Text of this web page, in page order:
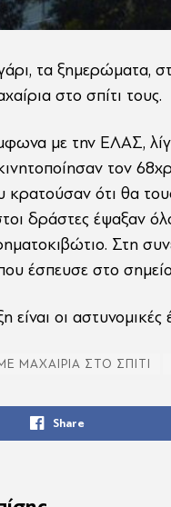
τα ξημερώματα,
στο σπίτι τους.
με την ΕΛΑΣ,
τον
κρατούσαν ότι θα
δράστες έψαξαν
Στη
έσπευσε στο
είναι οι
ΜΑΧΑΙΡΙΑ ΣΤΟ ΣΠΙΤΙ
Share